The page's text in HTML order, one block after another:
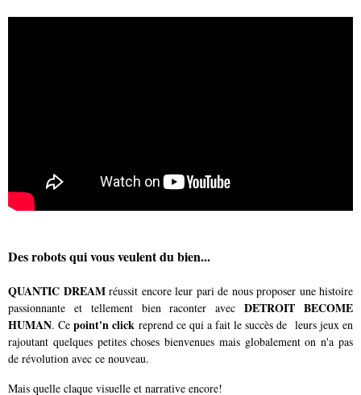
Des robots qui vous veulent du bien...
QUANTIC DREAMréussit encore leur pari de nous proposer une histoire
passionnante et tellement bien raconter avecDETROIT BECOME
HUMAN. Cepoint'n click reprend ce qui a fait le succès de leurs jeux en
rajoutant quelques petites choses bienvenues mais globalement on n'a pas
de révolution avec ce nouveau.
Mais quelle claque visuelle et narrative encore!